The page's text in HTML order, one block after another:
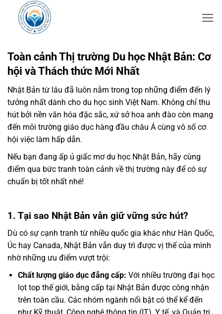
Toàn cảnh Thị trường Du học Nhật Bản: Cơ
hội và Thách thức Mới Nhất
Nhật Bản từ lâu đã luôn nằm trong top những điểm đến lý
tưởng nhất dành cho du học sinh Việt Nam. Không chỉ thu
hút bởi nền văn hóa đặc sắc, xứ sở hoa anh đào còn mang
đến môi trường giáo dục hàng đầu châu Á cùng vô số cơ
hội việc làm hấp dẫn.
Nếu bạn đang ấp ủ giấc mơ du học Nhật Bản, hãy cùng
điểm qua bức tranh toàn cảnh về thị trường này để có sự
chuẩn bị tốt nhất nhé!
1. Tại sao Nhật Bản vẫn giữ vững sức hút?
Dù có sự cạnh tranh từ nhiều quốc gia khác như Hàn Quốc,
Úc hay Canada, Nhật Bản vẫn duy trì được vị thế của mình
nhờ những ưu điểm vượt trội:
Chất lượng giáo dục đẳng cấp: Với nhiều trường đại học
lọt top thế giới, bằng cấp tại Nhật Bản được công nhận
trên toàn cầu. Các nhóm ngành nổi bật có thể kể đến